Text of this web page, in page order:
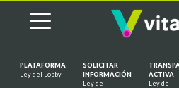
PLATAFORMA
Ley del Lobby
SOLICITAR
INFORMACIÓN
Ley de
ACTIVA
Ley de